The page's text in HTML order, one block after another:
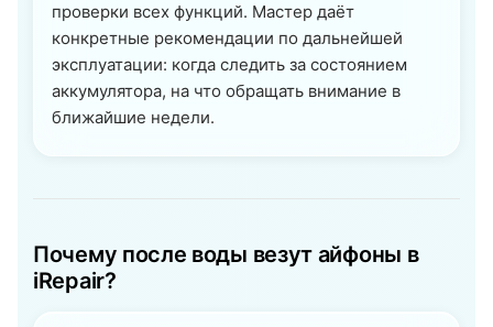
проверки всех функций. Мастер даёт
конкретные рекомендации по дальнейшей
эксплуатации: когда следить за состоянием
аккумулятора, на что обращать внимание в
ближайшие недели.
Почему после воды везут айфоны в
iRepair?